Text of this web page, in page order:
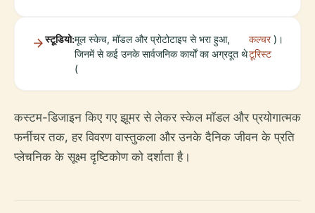
स्टूडियो:मूल स्केच, मॉडल और प्रोटोटाइप से भरा हुआ,
जिनमें से कई उनके सार्वजनिक कार्यों का अग्रदूत थे
(
कल्चर
टूरिस्ट
)।
कस्टम-डिजाइन किए गए झूमर से लेकर स्केल मॉडल और प्रयोगात्मक
फर्नीचर तक, हर विवरण वास्तुकला और उनके दैनिक जीवन के प्रति
प्लेचनिक के सूक्ष्म दृष्टिकोण को दर्शाता है।